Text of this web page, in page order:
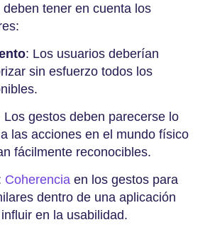
tener en cuenta los
: Los usuarios deberían
sin esfuerzo todos los
Los gestos deben parecerse lo
las acciones en el mundo físico
fácilmente reconocibles.
Coherencia en los gestos para
dentro de una aplicación
en la usabilidad.